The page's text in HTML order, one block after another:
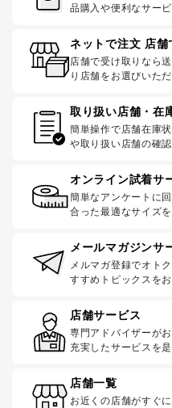
品購入や便利なサー
ネットで注文 店舗
店舗で受け取りなら
り店舗をお選びいただ
取り扱い店舗・在
簡単操作で店舗在庫
や取り扱い店舗の確認
オンライン試着サ
簡単なアンケートに
合った最適なサイズを
メールマガジンサ
メルマガ登録でオト
すすめトピックスをお
店舗サービス
専門アドバイザーが
充実したサービスを
店舗一覧
お近くの店舗がすぐ